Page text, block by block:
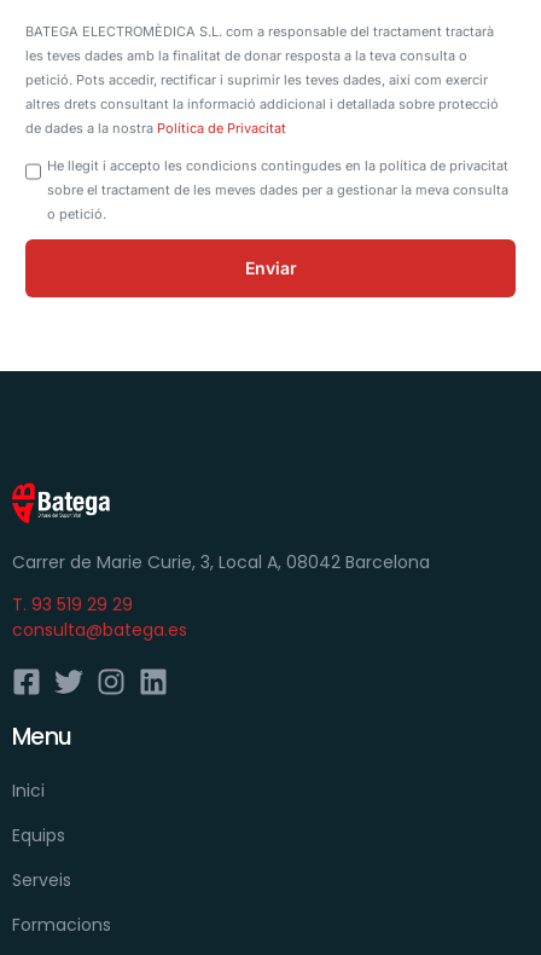
BATEGA ELECTROMÈDICA S.L. com a responsable del tractament tractarà
les teves dades amb la finalitat de donar resposta a la teva consulta o
petició. Pots accedir, rectificar i suprimir les teves dades, així com exercir
altres drets consultant la informació addicional i detallada sobre protecció
de dades a la nostra Política de Privacitat
He llegit i accepto les condicions contingudes en la política de privacitat
sobre el tractament de les meves dades per a gestionar la meva consulta
o petició.
Carrer de Marie Curie, 3, Local A, 08042 Barcelona
T. 93 519 29 29
consulta@batega.es
Menu
Inici
Equips
Serveis
Formacions